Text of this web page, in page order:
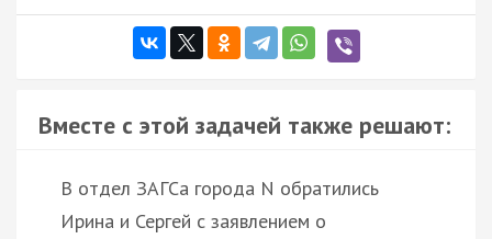
Вместе с этой задачей также решают:
В отдел ЗАГСа города N обратились
Ирина и Сергей с заявлением о